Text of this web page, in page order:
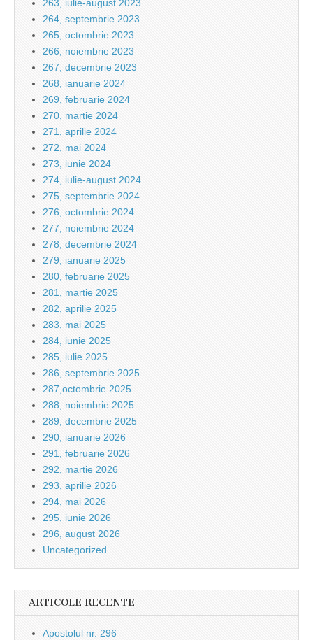
263, iulie-august 2023
264, septembrie 2023
265, octombrie 2023
266, noiembrie 2023
267, decembrie 2023
268, ianuarie 2024
269, februarie 2024
270, martie 2024
271, aprilie 2024
272, mai 2024
273, iunie 2024
274, iulie-august 2024
275, septembrie 2024
276, octombrie 2024
277, noiembrie 2024
278, decembrie 2024
279, ianuarie 2025
280, februarie 2025
281, martie 2025
282, aprilie 2025
283, mai 2025
284, iunie 2025
285, iulie 2025
286, septembrie 2025
287,octombrie 2025
288, noiembrie 2025
289, decembrie 2025
290, ianuarie 2026
291, februarie 2026
292, martie 2026
293, aprilie 2026
294, mai 2026
295, iunie 2026
296, august 2026
Uncategorized
ARTICOLE RECENTE
Apostolul nr. 296